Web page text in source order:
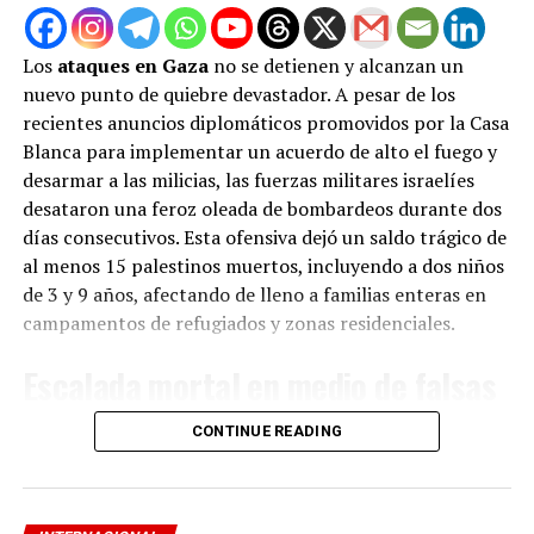
recoge una de las principales demandas población.
«Nuestra bancada se ratifica en elecciones y cese de
nuestro mandato en 2023 (…). Con relación al tema de
la elaboración de una nueva Constitución vía asamblea
constituyente, estamos de acuerdo», señaló Luque.
Derecha en contra vota en
bloque
Ganó la postura de congresistas de derecha, puesto que
Los ataques en Gazano se detienen y alcanzan un
nuevo punto de quiebre devastador. A pesar de los
recientes anuncios diplomáticos promovidos por la Casa
Blanca para implementar un acuerdo de alto el fuego y
desarmar a las milicias, las fuerzas militares israelíes
desataron una feroz oleada de bombardeos durante dos
días consecutivos. Esta ofensiva dejó un saldo trágico de
al menos 15 palestinos muertos, incluyendo a dos niños
de 3 y 9 años, afectando de lleno a familias enteras en
campamentos de refugiados y zonas residenciales.
La aviación y artillería de Israel golpearon puntos
CONTINUE READING